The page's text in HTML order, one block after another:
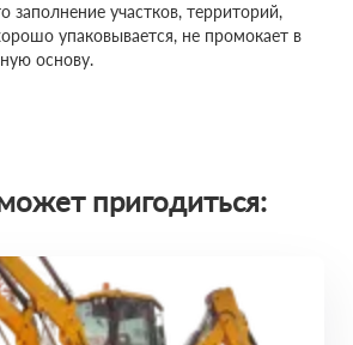
заполнение участков, территорий,
упаковывается, не промокает в
основу.
пригодиться: